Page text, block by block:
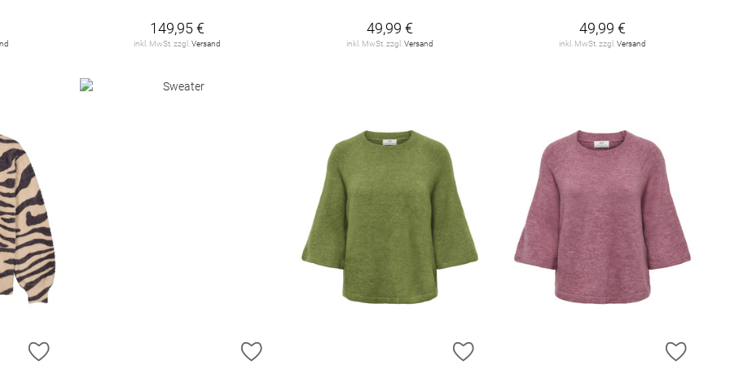
149,95 €
inkl. MwSt. zzgl.Versand
49,99 €
inkl. MwSt. zzgl.Versand
49,99 €
inkl. MwSt. zzgl.Versand
ZUR WUNSCHLISTE HINZUFÜGEN ZUR WUNSCHLISTE HINZUFÜGEN ZUR